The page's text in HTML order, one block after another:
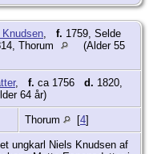
, f. 1759, Selde
Thorum
(Alder 55
, f. ca 1756 d. 1820,
64 år)
Thorum [4]
ungkarl Niels Knudsen af